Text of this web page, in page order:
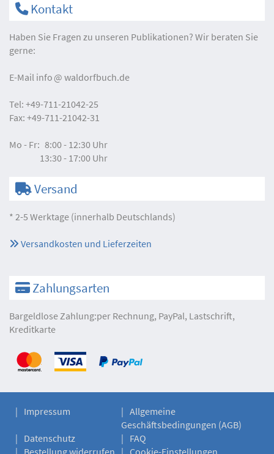
Kontakt
Haben Sie Fragen zu unseren Publikationen? Wir beraten Sie
gerne:
E-Mail info waldorfbuch.de
Tel: +49-711-21042-25
Fax: +49-711-21042-31
Mo - Fr: 8:00 - 12:30 Uhr
13:30 - 17:00 Uhr
Versand
* 2-5 Werktage (innerhalb Deutschlands)
Versandkosten und Lieferzeiten
Zahlungsarten
Bargeldlose Zahlung:per Rechnung, PayPal, Lastschrift,
Kreditkarte
Impressum
Allgemeine
Geschäftsbedingungen (AGB)
Datenschutz
FAQ